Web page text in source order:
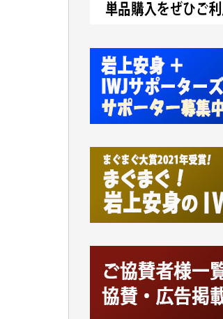
小池説夫 様
諸般の事情によりIWJ会
です。市民側に立つ講演
ンをよく拝見しておりま
われるのはあまりにもっ
お役立てください。（H.O.
今日、僅かですがカンパ
様）
今日、僅かですがカンパ
機を乗り切るには到底及
パです。
かねてよりIWJが発して
や解説記事、そして各界
ューは大袈裟ではなく、